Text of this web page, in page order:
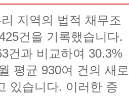
지역의 법적 채무조
건을 기록했습니다.
건과 비교하여 30.3%
평균 930여 건의 새로
있습니다. 이러한 증